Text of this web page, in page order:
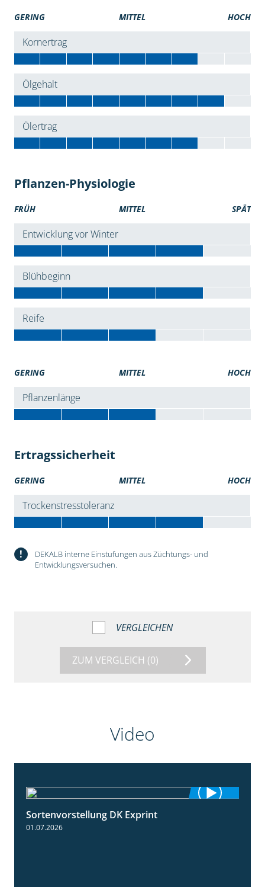
GERING MITTEL HOCH
Kornertrag
Ölgehalt
Ölertrag
Pflanzen-Physiologie
FRÜH MITTEL SPÄT
Entwicklung vor Winter
Blühbeginn
Reife
GERING MITTEL HOCH
Pflanzenlänge
Ertragssicherheit
GERING MITTEL HOCH
Trockenstresstoleranz
!
DEKALB interne Einstufungen aus Züchtungs- und
Entwicklungsversuchen.
VERGLEICHEN
ZUM VERGLEICH (0)
Video
Sortenvorstellung DK Exprint
01.07.2026